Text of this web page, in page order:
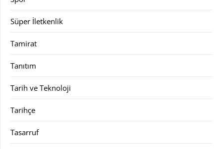
Süper İletkenlik
Tamirat
Tanıtım
Tarih ve Teknoloji
Tarihçe
Tasarruf